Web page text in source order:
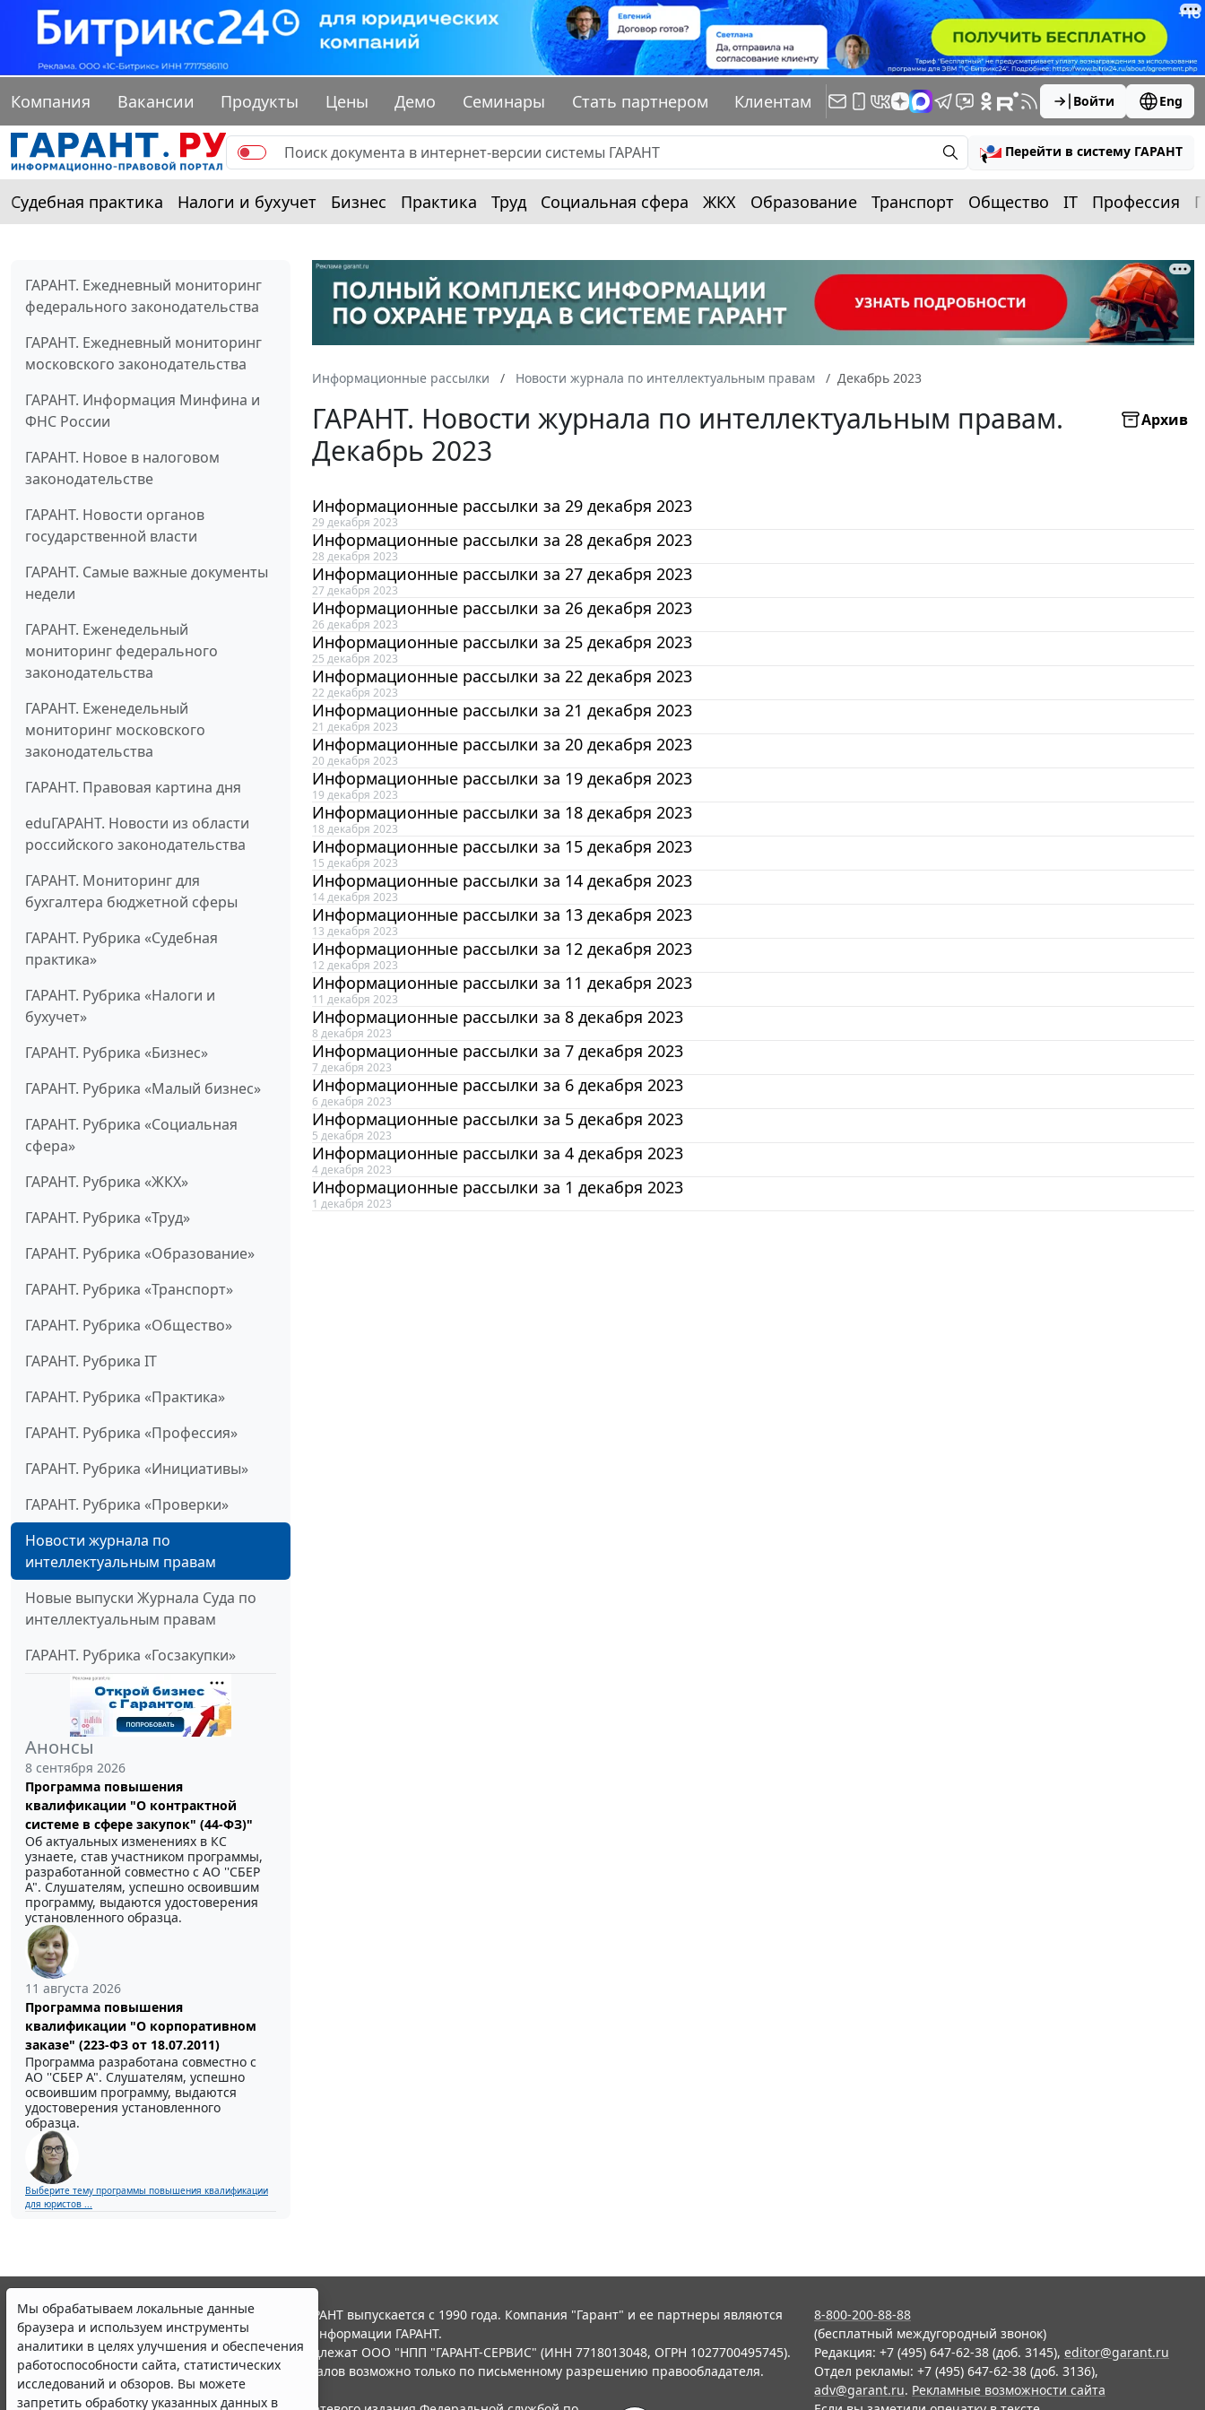
Компания Вакансии Продукты Цены Демо Семинары Стать партнером Клиентам Войти Eng
Перейти в систему ГАРАНТ
Судебная практика Налоги и бухучет Бизнес Практика Труд Социальная сфера ЖКХ Образование Транспорт Общество IT Профессия
ГАРАНТ. Ежедневный мониторинг
федерального законодательства
ГАРАНТ. Ежедневный мониторинг
московского законодательства
ГАРАНТ. Информация Минфина и
ФНС России
ГАРАНТ. Новое в налоговом
законодательстве
ГАРАНТ. Новости органов
государственной власти
ГАРАНТ. Самые важные документы
недели
ГАРАНТ. Еженедельный
мониторинг федерального
законодательства
ГАРАНТ. Еженедельный
мониторинг московского
законодательства
ГАРАНТ. Правовая картина дня
eduГАРАНТ. Новости из области
российского законодательства
ГАРАНТ. Мониторинг для
бухгалтера бюджетной сферы
ГАРАНТ. Рубрика «Судебная
практика»
ГАРАНТ. Рубрика «Налоги и
бухучет»
ГАРАНТ. Рубрика «Бизнес»
ГАРАНТ. Рубрика «Малый бизнес»
ГАРАНТ. Рубрика «Социальная
сфера»
ГАРАНТ. Рубрика «ЖКХ»
ГАРАНТ. Рубрика «Труд»
ГАРАНТ. Рубрика «Образование»
ГАРАНТ. Рубрика «Транспорт»
ГАРАНТ. Рубрика «Общество»
ГАРАНТ. Рубрика IT
ГАРАНТ. Рубрика «Практика»
ГАРАНТ. Рубрика «Профессия»
ГАРАНТ. Рубрика «Инициативы»
ГАРАНТ. Рубрика «Проверки»
Новости журнала по
интеллектуальным правам
Новые выпуски Журнала Суда по
интеллектуальным правам
ГАРАНТ. Рубрика «Госзакупки»
Анонсы
8 сентября 2026
Программа повышения
квалификации "О контрактной
системе в сфере закупок" (44-ФЗ)"
Об актуальных изменениях в КС
узнаете, став участником программы,
разработанной совместно с АО ''СБЕР
А". Слушателям, успешно освоившим
программу, выдаются удостоверения
установленного образца.
11 августа 2026
Программа повышения
квалификации "О корпоративном
заказе" (223-ФЗ от 18.07.2011)
Программа разработана совместно с
АО ''СБЕР А". Слушателям, успешно
освоившим программу, выдаются
удостоверения установленного
образца.
Выберите тему программы повышения квалификации
для юристов ...
Информационные рассылки Новости журнала по интеллектуальным правам Декабрь 2023
ГАРАНТ. Новости журнала по интеллектуальным правам.
Декабрь 2023
Архив
Информационные рассылки за 29 декабря 2023
29 декабря 2023
Информационные рассылки за 28 декабря 2023
28 декабря 2023
Информационные рассылки за 27 декабря 2023
27 декабря 2023
Информационные рассылки за 26 декабря 2023
26 декабря 2023
Информационные рассылки за 25 декабря 2023
25 декабря 2023
Информационные рассылки за 22 декабря 2023
22 декабря 2023
Информационные рассылки за 21 декабря 2023
21 декабря 2023
Информационные рассылки за 20 декабря 2023
20 декабря 2023
Информационные рассылки за 19 декабря 2023
19 декабря 2023
Информационные рассылки за 18 декабря 2023
18 декабря 2023
Информационные рассылки за 15 декабря 2023
15 декабря 2023
Информационные рассылки за 14 декабря 2023
14 декабря 2023
Информационные рассылки за 13 декабря 2023
13 декабря 2023
Информационные рассылки за 12 декабря 2023
12 декабря 2023
Информационные рассылки за 11 декабря 2023
11 декабря 2023
Информационные рассылки за 8 декабря 2023
8 декабря 2023
Информационные рассылки за 7 декабря 2023
7 декабря 2023
Информационные рассылки за 6 декабря 2023
6 декабря 2023
Информационные рассылки за 5 декабря 2023
5 декабря 2023
Информационные рассылки за 4 декабря 2023
4 декабря 2023
Информационные рассылки за 1 декабря 2023
1 декабря 2023
Мы обрабатываем локальные данные
браузера и используем инструменты
аналитики в целях улучшения и обеспечения
работоспособности сайта, статистических
исследований и обзоров. Вы можете
запретить обработку указанных данных в
© ООО "НПП "ГАРАНТ-СЕРВИС", 2026. Система ГАРАНТ выпускается с 1990 года. Компания "Гарант" и ее партнеры являются
участниками Российской ассоциации правовой информации ГАРАНТ.
Все права на материалы сайта ГАРАНТ.РУ принадлежат ООО "НПП "ГАРАНТ-СЕРВИС" (ИНН 7718013048, ОГРН 1027700495745).
Полное или частичное воспроизведение материалов возможно только по письменному разрешению правообладателя.
Правила использования портала.
8-800-200-88-88
(бесплатный междугородный звонок)
Редакция: +7 (495) 647-62-38 (доб. 3145), editor@garant.ru
Отдел рекламы: +7 (495) 647-62-38 (доб. 3136),
adv@garant.ru. Рекламные возможности сайта